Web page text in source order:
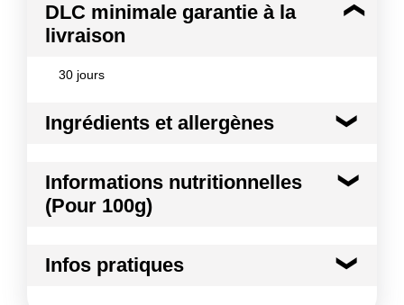
DLC minimale garantie à la
livraison
30 jours
Ingrédients et allergènes
Crevettes argentines, antioxydant E223 (sodium
métabisulfite), correcteurs d'acidité : E330, E331.
Anhydride sulfureux et sulfites
Informations nutritionnelles
(Pour 100g)
Infos pratiques